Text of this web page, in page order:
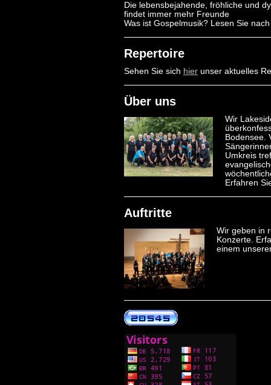
Die lebensbejahende, fröhliche und
findet immer mehr Freunde
Was ist Gospelmusik? Lesen Sie
Repertoire
Sehen Sie sich hier unser aktuelles
Über uns
Wir
Bodensee.
Umkreis
Erfahren
Auftritte
Wir geben in
Konzerte.
einem